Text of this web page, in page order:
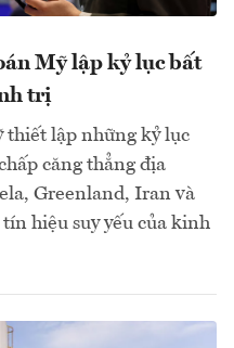
Mỹ lập kỷ lục bất
trị
lập những kỷ lục
căng thẳng địa
Greenland, Iran và
hiệu suy yếu của kinh